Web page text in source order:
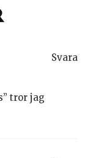
tror jag
Svara